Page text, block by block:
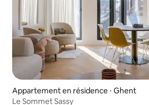
Appartement en résidence ⋅ Ghent
Le Sommet Sassy